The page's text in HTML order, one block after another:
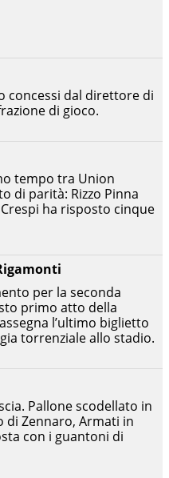
Pallone scodellato in
di Zennaro, Armati in
con i guantoni di
per la seconda
primo atto della
l’ultimo biglietto
torrenziale allo stadio.
tempo tra Union
di parità: Rizzo Pinna
ha risposto cinque
concessi dal direttore di
di gioco.